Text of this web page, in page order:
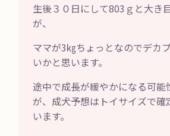
生後３０日にして803ｇと大き
が、
ママが3㎏ちょっとなのでデカ
いかと思います。
途中で成長が緩やかになる可能
が、成犬予想はトイサイズで確
います。